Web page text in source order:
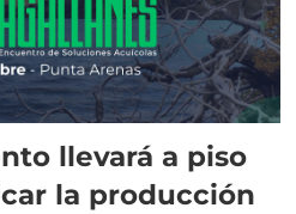
llevará a piso
la producción